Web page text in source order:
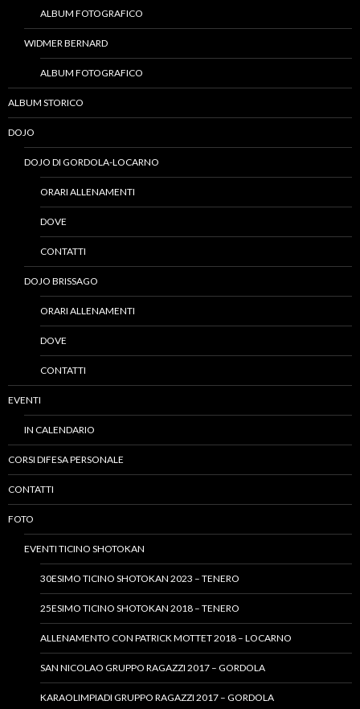
ALBUM FOTOGRAFICO
WIDMER BERNARD
ALBUM FOTOGRAFICO
ALBUM STORICO
DOJO
DOJO DI GORDOLA-LOCARNO
ORARI ALLENAMENTI
DOVE
CONTATTI
DOJO BRISSAGO
ORARI ALLENAMENTI
DOVE
CONTATTI
EVENTI
IN CALENDARIO
CORSI DIFESA PERSONALE
CONTATTI
FOTO
EVENTI TICINO SHOTOKAN
30ESIMO TICINO SHOTOKAN 2023 – TENERO
25ESIMO TICINO SHOTOKAN 2018 – TENERO
ALLENAMENTO CON PATRICK MOTTET 2018 – LOCARNO
SAN NICOLAO GRUPPO RAGAZZI 2017 – GORDOLA
KARAOLIMPIADI GRUPPO RAGAZZI 2017 – GORDOLA